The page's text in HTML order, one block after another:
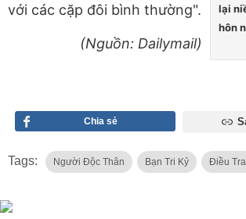
lại
hôn
với các cặp đôi bình thường".
(Nguồn: Dailymail)
Chia sẻ
Tags: Người Độc Thân Bạn Tri Kỷ Điều